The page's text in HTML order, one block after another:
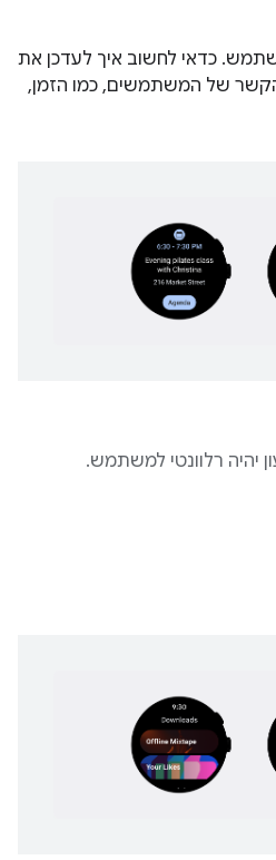
כדאי לחשוב איך לעדכן את
של המשתמשים, כמו הזמן,
יהיה רלוונטי למשתמש.